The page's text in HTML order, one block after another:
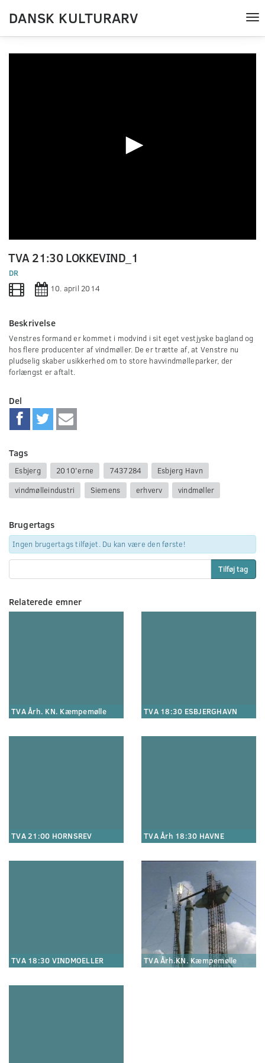
DANSK KULTURARV
seconds
of
0
seconds
TVA 21:30 LOKKEVIND_1
DR
10. april 2014
Beskrivelse
Venstres formand er kommet i modvind i sit eget vestjyske bagland og
hos flere producenter af vindmøller. De er trætte af, at Venstre nu
pludselig skaber usikkerhed om to store havvindmølleparker, der
forlængst er aftalt.
Del
Tags
Esbjerg 2010'erne 7437284
Esbjerg Havn
vindmølleindustri
Siemens erhverv vindmøller
Brugertags
Ingen brugertags tilføjet. Du kan være den første!
Tilføj tag
Relaterede emner
TVA Årh. KN. Kæmpemølle TVA 18:30 ESBJERGHAVN
TVA 21:00 HORNSREV TVA Årh 18:30 HAVNE
TVA 18:30 VINDMOELLER TVA Årh.KN. Kæmpemølle